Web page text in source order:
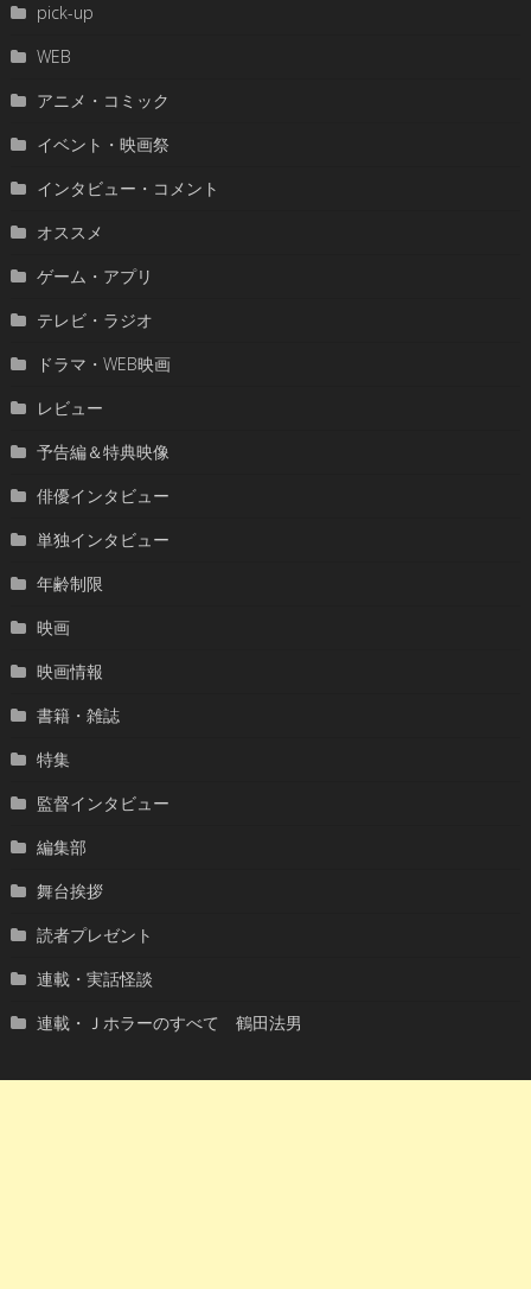
pick-up
WEB
アニメ・コミック
イベント・映画祭
インタビュー・コメント
オススメ
ゲーム・アプリ
テレビ・ラジオ
ドラマ・WEB映画
レビュー
予告編＆特典映像
俳優インタビュー
単独インタビュー
年齢制限
映画
映画情報
書籍・雑誌
特集
監督インタビュー
編集部
舞台挨拶
読者プレゼント
連載・実話怪談
連載・Ｊホラーのすべて 鶴田法男